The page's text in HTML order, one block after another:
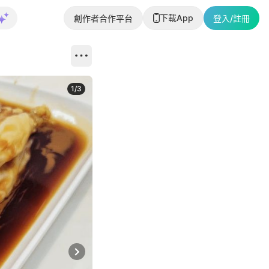
創作者合作平台 下載App 登入/註冊
Next slide
1/3